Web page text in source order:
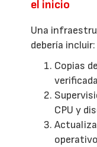
el inicio
Una
debería incluir:
Copias
CPU y